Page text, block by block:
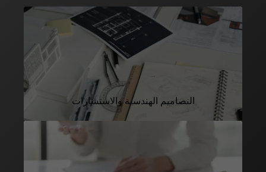
التصاميم الهندسية والاستشارات